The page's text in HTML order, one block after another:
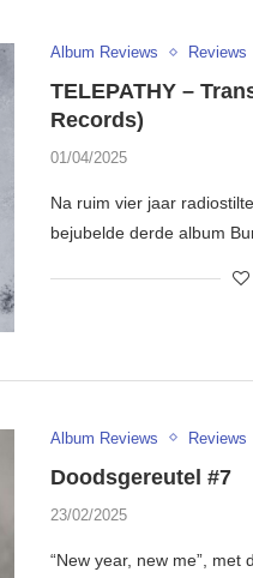
Album Reviews Reviews
TELEPATHY –
Records)
01/04/2025
Na ruim vier jaar
bejubelde derde album
Album Reviews Reviews
Doodsgereutel #7
23/02/2025
“New year, new me”, met